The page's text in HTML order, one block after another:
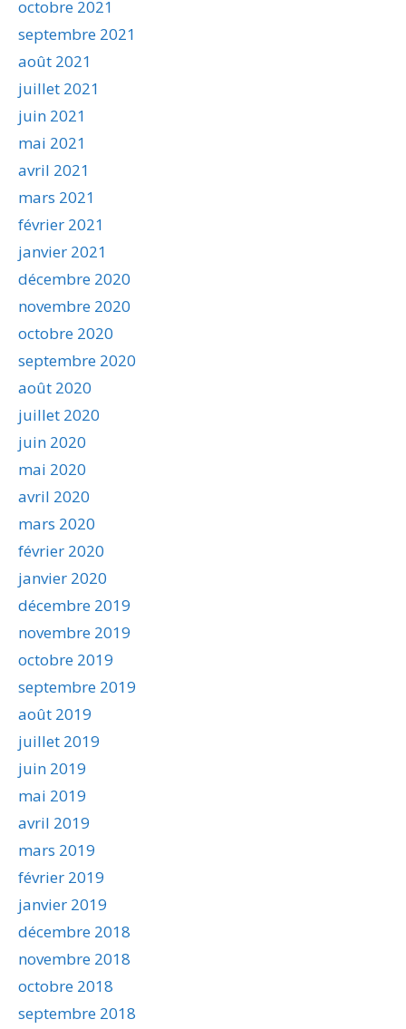
octobre 2021
septembre 2021
août 2021
juillet 2021
juin 2021
mai 2021
avril 2021
mars 2021
février 2021
janvier 2021
décembre 2020
novembre 2020
octobre 2020
septembre 2020
août 2020
juillet 2020
juin 2020
mai 2020
avril 2020
mars 2020
février 2020
janvier 2020
décembre 2019
novembre 2019
octobre 2019
septembre 2019
août 2019
juillet 2019
juin 2019
mai 2019
avril 2019
mars 2019
février 2019
janvier 2019
décembre 2018
novembre 2018
octobre 2018
septembre 2018